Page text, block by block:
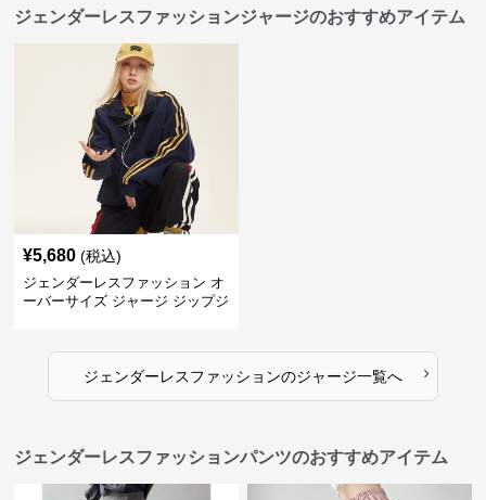
ジェンダーレスファッションジャージのおすすめアイテム
¥5,680 (税込)
ジェンダーレスファッション オ
ーバーサイズ ジャージ ジップジ
ジェンダーレスファッションのジャージ一覧へ ›
ジェンダーレスファッションパンツのおすすめアイテム